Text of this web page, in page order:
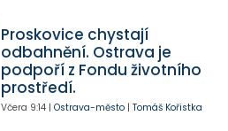
Proskovice chystají
odbahnění. Ostrava je
podpoří z Fondu životního
prostředí.
Včera 9:14| Ostrava-město| Tomáš Kořistka